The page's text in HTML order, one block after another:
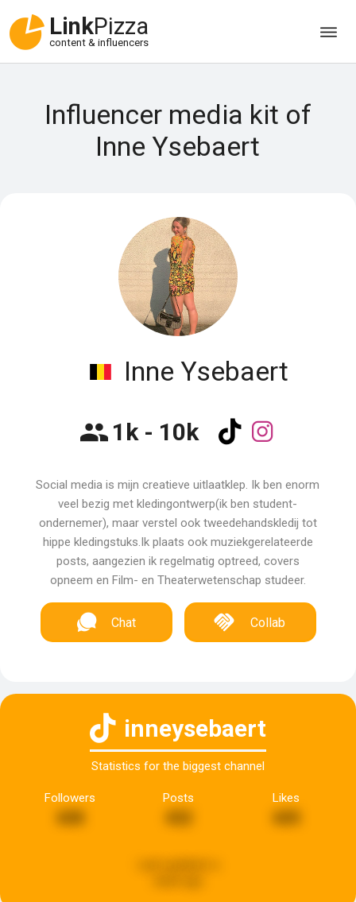
LinkPizza
content & influencers
Influencer media kit of
Inne Ysebaert
Inne Ysebaert
1k - 10k
Social media is mijn creatieve uitlaatklep. Ik ben enorm
veel bezig met kledingontwerp(ik ben student-
ondernemer), maar verstel ook tweedehandskledij tot
hippe kledingstuks.Ik plaats ook muziekgerelateerde
posts, aangezien ik regelmatig optreed, covers
opneem en Film- en Theaterwetenschap studeer.
Chat Collab
inneysebaert
Statistics for the biggest channel
Followers
608
Posts Likes